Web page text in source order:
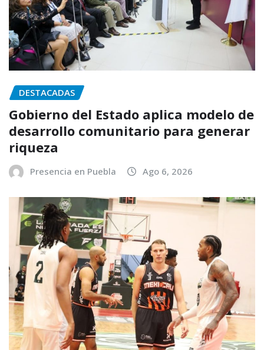
DESTACADAS
Gobierno del Estado aplica modelo de
desarrollo comunitario para generar
riqueza
Presencia en Puebla Ago 6, 2026